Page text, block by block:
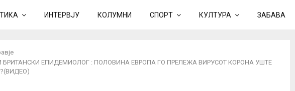
ИНТЕРВЈУ КОЛУМНИ СПОРТ КУЛТУРА ЗАБАВА
БРИТАНСКИ ЕПИДЕМИОЛОГ : ПОЛОВИНА ЕВРОПА ГО ПРЕЛЕЖА ВИРУСОТ КОРОНА УШТЕ